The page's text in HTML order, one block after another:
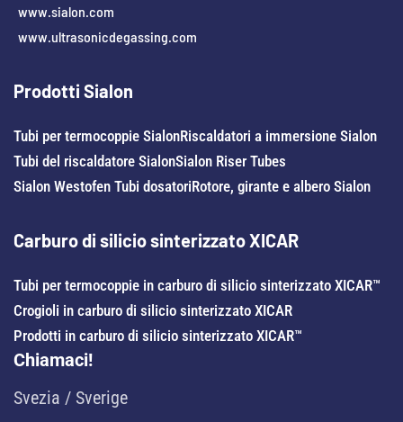
www.sialon.com
www.ultrasonicdegassing.com
Prodotti Sialon
Tubi per termocoppie SialonRiscaldatori a immersione Sialon
Tubi del riscaldatore SialonSialon Riser Tubes
Sialon Westofen Tubi dosatoriRotore, girante e albero Sialon
Carburo di silicio sinterizzato XICAR
Tubi per termocoppie in carburo di silicio sinterizzato XICAR™
Crogioli in carburo di silicio sinterizzato XICAR
Prodotti in carburo di silicio sinterizzato XICAR™
Chiamaci!
Svezia / Sverige